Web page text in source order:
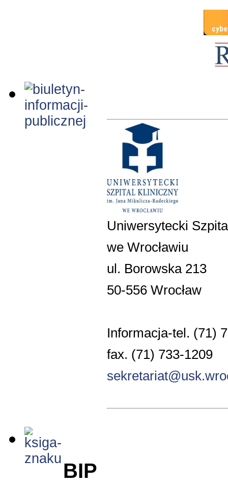
Uniwersytecki
we Wrocławiu
ul. Borowska 213
50-556 Wrocław
Informacja-tel. (71)
fax. (71) 733-1209
BIP